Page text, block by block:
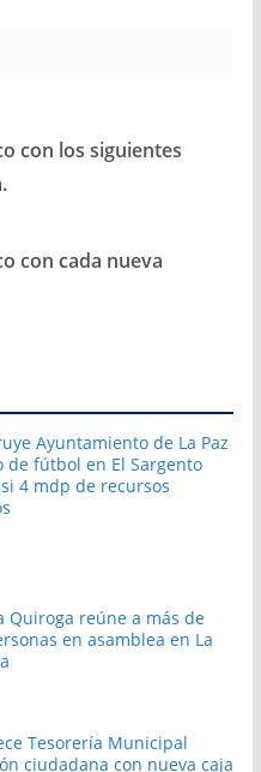
con los siguientes
con cada nueva
Ayuntamiento de La Paz
de fútbol en El Sargento
4 mdp de recursos
Quiroga reúne a más de
en asamblea en La
Tesorería Municipal
ciudadana con nueva caja